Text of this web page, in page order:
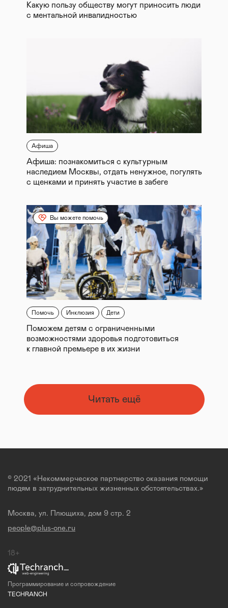
Какую пользу обществу могут приносить люди
с ментальной инвалидностью
Афиша
Афиша: познакомиться с культурным
наследием Москвы, отдать ненужное, погулять
с щенками и принять участие в забеге
Вы можете помочь
Помочь Инклюзия Дети
Поможем детям с ограниченными
возможностями здоровья подготовиться
к главной премьере в их жизни
Читать ещё
© 2021 «Некоммерческое партнерство оказания помощи
людям в затруднительных жизненных обстоятельствах.»
Москва, ул. Плющиха, дом 9 стр. 2
people@plus-one.ru
18+
Программирование и сопровождение
TECHRANCH